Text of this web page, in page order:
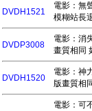
DVDH1521
電影：無
模糊站長
DVDP3008
電影：消
畫質相同
DVDH1520
電影：神
版畫質相
電影：可